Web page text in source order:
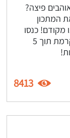
פיצה?
המתכון
כנסו
ותהנו ממתכון סופר פשוט לפסטה פיצה מוקרמת תוך 5
8413